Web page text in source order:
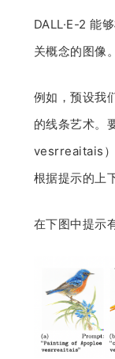
DALL·E-2 能
关概念的图像。
例如，预设我
的线条艺术。
vesrreaitais）
根据提示的上
在下图中提示